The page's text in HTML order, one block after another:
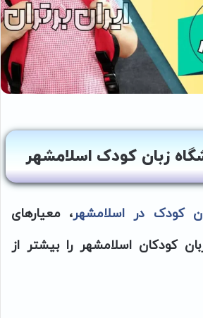
زبان کودک اسلامشهر
کودک در اسلامشهر، معیارهای
کودکان اسلامشهر را بیشتر از